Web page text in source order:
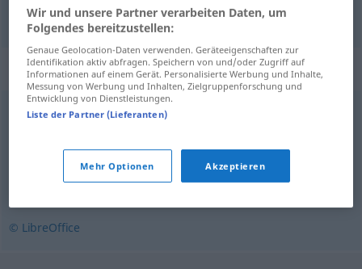
annehmen vedta
Synonyme für "vedta"
akseptere ,anerkjenne,godkjenne
underskrive
© LibreOffice
Wir und unsere Partner verarbeiten Daten, um
Folgendes bereitzustellen:
Genaue Geolocation-Daten verwenden. Geräteeigenschaften zur
Identifikation aktiv abfragen. Speichern von und/oder Zugriff auf
Informationen auf einem Gerät. Personalisierte Werbung und Inhalte,
Messung von Werbung und Inhalten, Zielgruppenforschung und
Entwicklung von Dienstleistungen.
Liste der Partner (Lieferanten)
Mehr Optionen Akzeptieren